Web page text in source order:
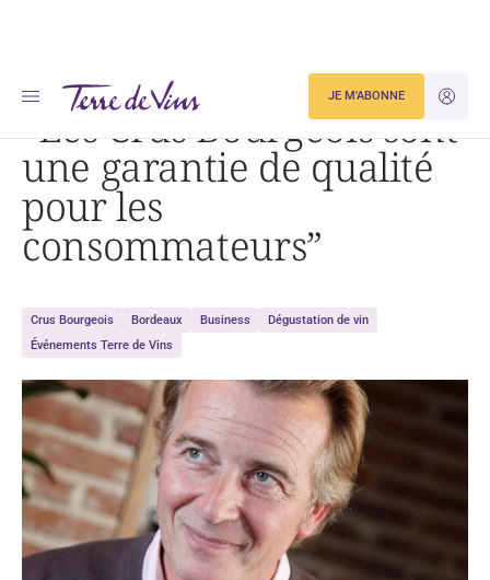
JE
JE M'ABONNE
Accueil « Les Crus Bourgeois sont une garantie de qualité pour les consommateurs »
“Les Crus Bourgeois sont
une garantie de qualité
pour les
consommateurs”
Crus Bourgeois Bordeaux Business
Dégustation de vin
Événements Terre de Vins